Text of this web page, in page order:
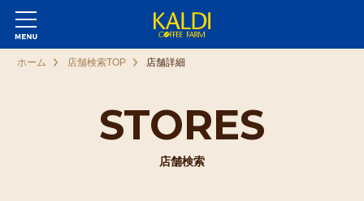
STORES
店舗検索
ホーム 店舗検索TOP 店舗詳細